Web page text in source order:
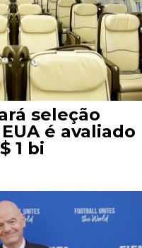
seleção
é avaliado
1 bi